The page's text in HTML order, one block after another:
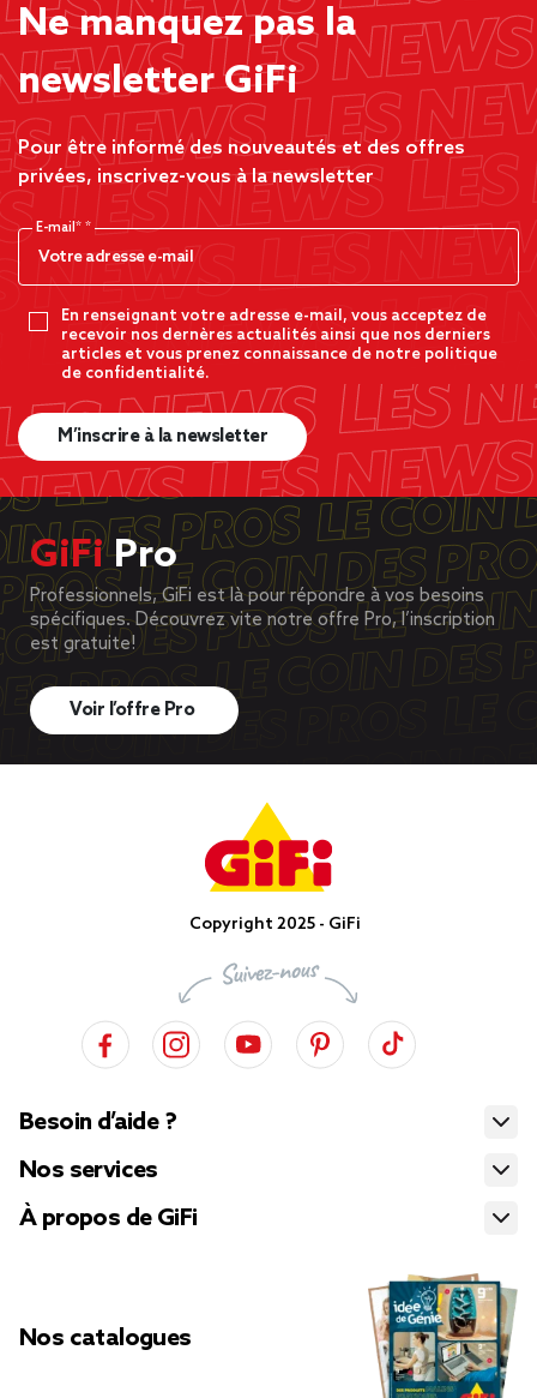
Ne manquez pas la
newsletter GiFi
Pour être informé des nouveautés et des offres
privées, inscrivez-vous à la newsletter
E-mail*
En renseignant votre adresse e-mail, vous acceptez de
recevoir nos dernères actualités ainsi que nos derniers
articles et vous prenez connaissance de notre politique
de confidentialité.
M’inscrire à la newsletter
GiFiPro
Professionnels, GiFi est là pour répondre à vos besoins
spécifiques. Découvrez vite notre offre Pro, l’inscription
est gratuite!
Voir l’offre Pro
Copyright 2025 - GiFi
Besoin d’aide ?
Nos services
À propos de GiFi
Nos catalogues